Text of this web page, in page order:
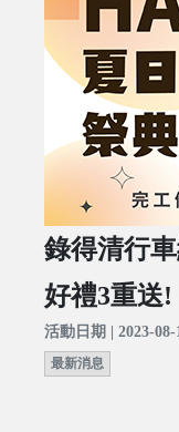
錄得清行
好禮3重送!
活動日期 | 2023-08-
最新消息